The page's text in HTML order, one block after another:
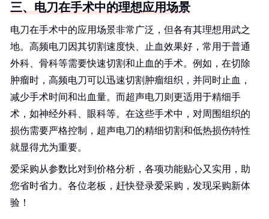
三、电刀在手术中的理想应用场景
电刀在手术中的应用场景非常广泛，但各有其理想用武之
地。高频电刀因其切割速度快、止血效果好，常用于普通
外科、骨科等需要快速切割和止血的手术。例如，在切除
肿瘤时，高频电刀可以迅速切割肿瘤组织，并同时止血，
减少手术时间和出血量。而超声电刀则更适用于精细手
术，如神经外科、眼科等。在这些手术中，对周围组织的
损伤需要严格控制，超声电刀的精细切割和低热损伤特性
就显得尤为重要。
爱采购从参数比对到价格分析，各项功能贴心又实用，助
您省时省力。各位老板，赶快登录爱采购，发现采购新体
验！